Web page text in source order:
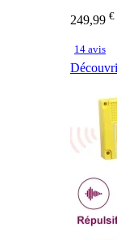
249,99 €
14 avis